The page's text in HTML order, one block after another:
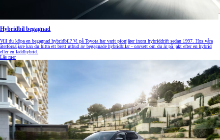
Hybridbil begagnad
Vill du köpa en begagnad hybridbil? Vi på Toyota har varit pionjärer inom hybriddrift sedan 1997. Hos våra
återförsäljare kan du hitta ett brett utbud av begagnade hybridbilar - oavsett om du är på jakt efter en hybrid
eller en laddhybrid.
Läs mer